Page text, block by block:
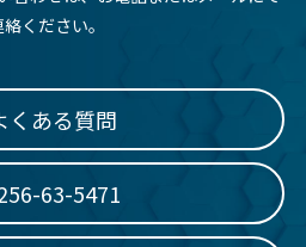
ください。
くある質問
63-5471